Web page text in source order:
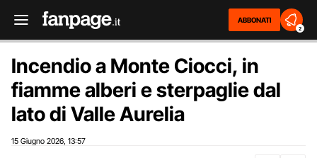
ABBONATI
2
Incendio a Monte Ciocci, in
fiamme alberi e sterpaglie dal
lato di Valle Aurelia
15 Giugno 2026 13:57